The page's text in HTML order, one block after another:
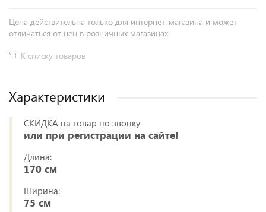
Цена действительна только для интернет-магазина и может
отличаться от цен в розничных магазинах.
К списку товаров
Характеристики
СКИДКА на товар по звонку
или при регистрации на сайте!
Длина:
170 см
Ширина:
75 см